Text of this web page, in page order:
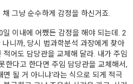
그냥 순수하게 감정을 하신거죠.
일 이내에 어쨌든 감정을 해야 되는데. 2
니까, 당시 법과학분석 과장에게 찾아
어도 담당관을 교체해 달라. 내가 주임
한다고 한다면 주임 담당관을 교체해서,
면 될 거 아니냐'라는 식으로 되게 적극